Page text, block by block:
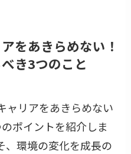
をあきらめない！
き3つのこと
ャリアをあきらめない
ポイントを紹介しま
、環境の変化を成長の